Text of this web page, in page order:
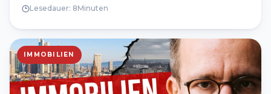
Lesedauer: 8Minuten
IMMOBILIEN